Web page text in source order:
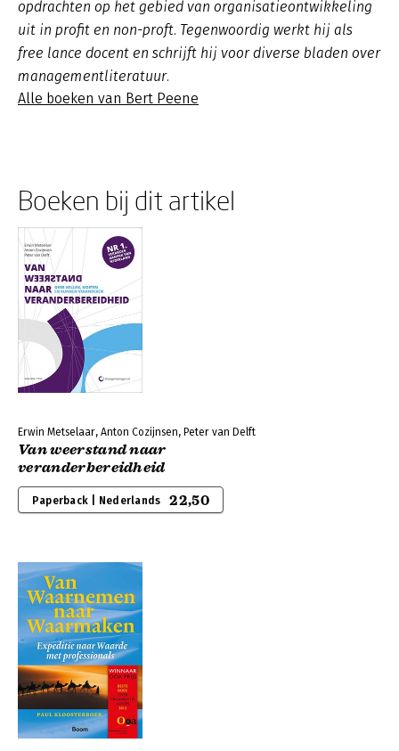
opdrachten op het gebied van organisatieontwikkeling
uit in profit en non-proft. Tegenwoordig werkt hij als
free lance docent en schrijft hij voor diverse bladen over
managementliteratuur.
Alle boeken van Bert Peene
Boeken bij dit artikel
Erwin Metselaar, Anton Cozijnsen, Peter van Delft
Van weerstand naar
veranderbereidheid
Paperback | Nederlands 22,50